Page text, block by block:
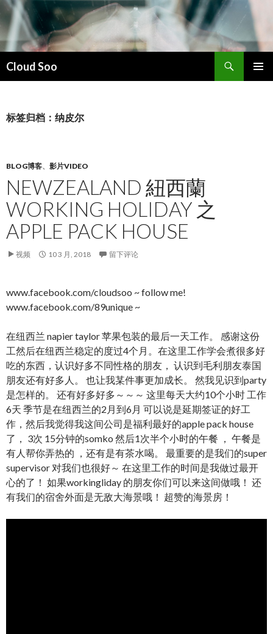
Cloud Soo
索
文
标签归档：纳皮尔
BLOG博客、 影片VIDEO
NEWZEALAND 紐西蘭
WORKING HOLIDAY 之
APPLE PACK HOUSE
视频 10 3 月, 2018 留下评论
www.facebook.com/cloudsoo ~ follow me!
www.facebook.com/89unique ~
在纽西兰 napier taylor 苹果包装的最后一天工作。 感谢这份
工然后在纽西兰稳定的度过4个月。在这里工作学会煮很多好
吃的东西，认识好多不同性格的朋友， 认识到毛利朋友泰国
朋友还有好多人。 也让我某件事更加成长。 然我见识到party
是怎样的。 还有好多好多～～～ 这里每天大约10个小时 工作
6天 季节是在纽西兰的2月到6月 可以说是延期签证的好工
作，然后我觉得我这间公司是福利最好的apple pack house
了， 3次 15分钟的somko 然后1次半个小时的午餐 ， 午餐是
有人帮你弄热的 ，还有是有茶水喝。 最重要的是我们的super
supervisor 对我们也很好～ 在这里工作的时间是我做过最开
心的了！ 如果workingliday 的朋友你们可以来这间做哦！ 还
有我们的宿舍外面是无敌大海景哦！ 超赞的海景房！